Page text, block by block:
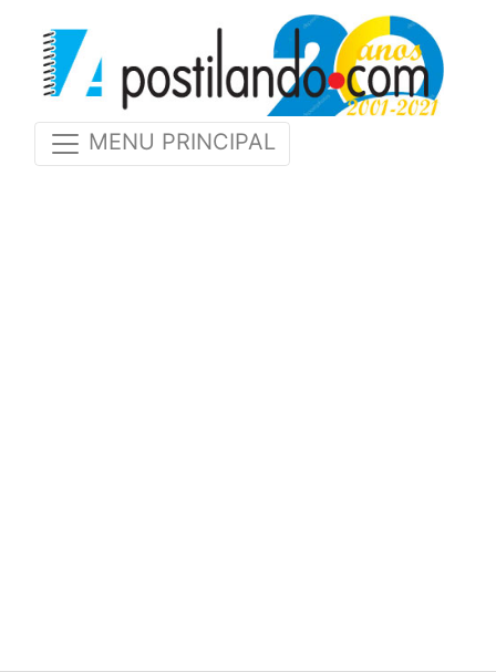
MENU PRINCIPAL